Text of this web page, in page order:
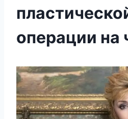
операции на